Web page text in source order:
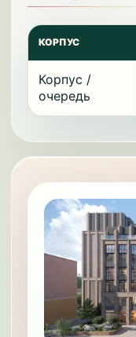
КОРПУС
Корпус /
очередь